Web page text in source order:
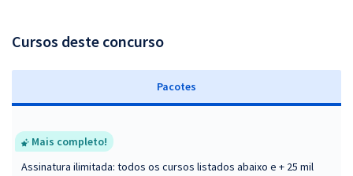
Cursos deste concurso
Pacotes
Mais completo!
Assinatura ilimitada: todos os cursos listados abaixo e + 25 mil